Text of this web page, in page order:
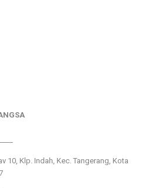
10, Klp. Indah, Kec. Tangerang, Kota